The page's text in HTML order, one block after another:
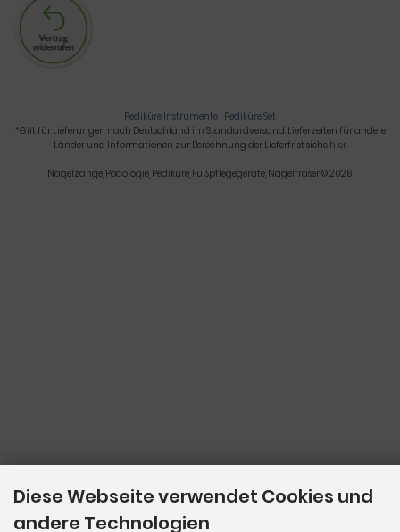
Pediküre Instrumente | Pediküre Set
*Gilt für Lieferungen nach Deutschland im Standardversand. Lieferzeiten für andere
Länder und Informationen zur Berechnung der Lieferfrist siehe hier.
Nagelzange, Podologie, Pediküre, Fußpflegegeräte, Nagelfräser © 2026
Diese Webseite verwendet Cookies und
andere Technologien